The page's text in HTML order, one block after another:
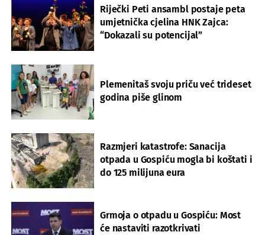
Riječki Peti ansambl postaje peta
umjetnička cjelina HNK Zajca:
“Dokazali su potencijal”
Plemenitaš svoju priču već trideset
godina piše glinom
Razmjeri katastrofe: Sanacija
otpada u Gospiću mogla bi koštati i
do 125 milijuna eura
Grmoja o otpadu u Gospiću: Most
će nastaviti razotkrivati